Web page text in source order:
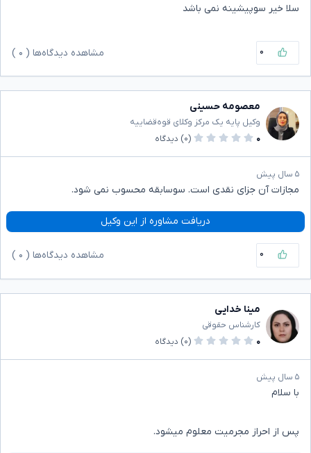
سلا خیر سوپیشینه نمی باشد
۰ مشاهده دیدگاه‌ها ( ۰
معصومه حسینی
وکیل پایه یک مرکز وکلای قوه‌قضاییه
۰
(۰) دیدگاه
۵ سال پیش
مجازات آن جزای نقدی است. سوسابقه محسوب نمی شود.
دریافت مشاوره از این وکیل
۰ مشاهده دیدگاه‌ها ( ۰
مینا خدایی
کارشناس حقوقی
۰
(۰) دیدگاه
۵ سال پیش
با سلام
پس از احراز مجرمیت معلوم میشود.